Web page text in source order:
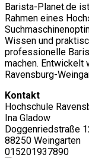
Barista-Planet.de
Rahmen eines
Wissen und
professionelle
machen. Entwickelt
Ravensburg-
Kontakt
Hochschule
Ina Gladow
Doggenriedstraße
88250 Weingarten
015201937890